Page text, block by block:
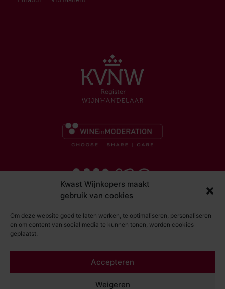
Kwast Wijnkopers maakt
gebruik van cookies
Om deze website goed te laten werken, te optimaliseren, personaliseren
en om content van social media te kunnen tonen, worden cookies
geplaatst.
Accepteren
Weigeren
DISCLAIMER
ALGEMENE VOORWAARDEN